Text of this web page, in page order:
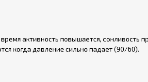
активность повышается, сонливость
когда давление сильно падает (90/60).